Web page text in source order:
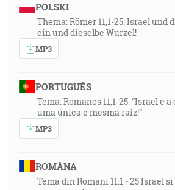
POLSKI
Thema: Römer 11,1-25: Israel und
ein und dieselbe Wurzel!
MP3
PORTUGUÊS
Tema: Romanos 11,1-25: “Israel e
uma única e mesma raiz!”
MP3
ROMÂNA
Tema din Romani 11:1 - 25 Israel